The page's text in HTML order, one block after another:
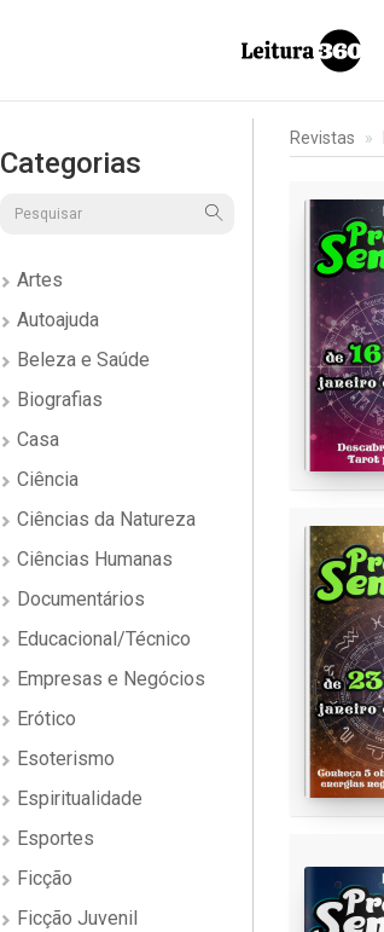
Categorias
Artes
Autoajuda
Beleza e Saúde
Biografias
Casa
Ciência
Ciências da Natureza
Ciências Humanas
Documentários
Educacional/Técnico
Empresas e Negócios
Erótico
Esoterismo
Espiritualidade
Esportes
Ficção
Ficção Juvenil
Revistas